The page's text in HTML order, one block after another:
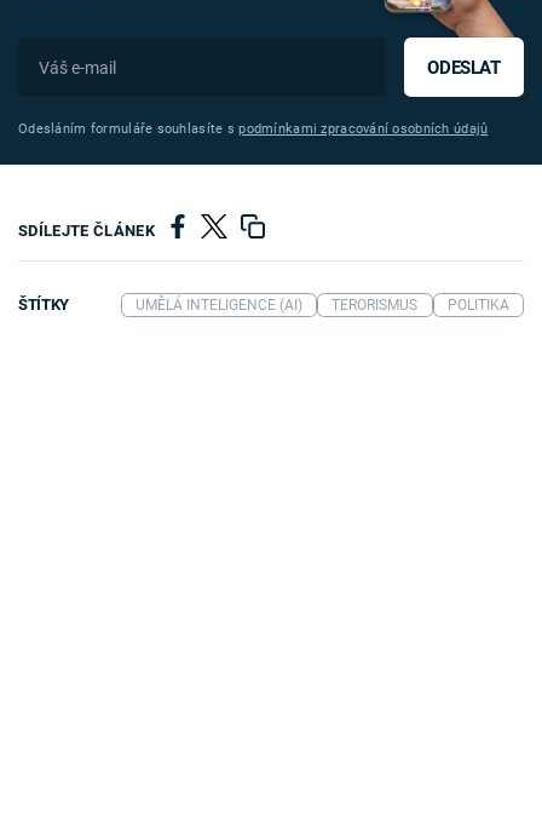
ODESLAT
Odesláním formuláře souhlasíte spodmínkami zpracování osobních údajů
SDÍLEJTE ČLÁNEK
ŠTÍTKY UMĚLÁ INTELIGENCE (AI) TERORISMUS POLITIKA